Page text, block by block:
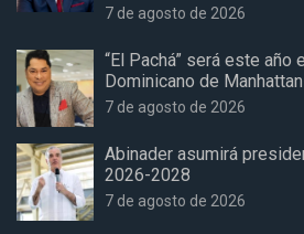
7 de agosto de 2026
“El Pachá” será este año
Dominicano de
7 de agosto de 2026
Abinader asumirá
2026-2028
7 de agosto de 2026